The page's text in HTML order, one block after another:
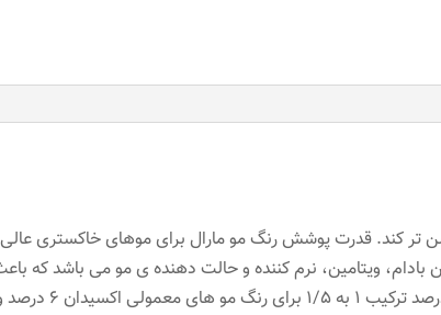
تر کند. قدرت پوشش رنگ مو مارال برای موهای خاکستری
ویتامین، نرم کننده و حالت دهنده ی مو می باشد که
درخشندگی مو شده و از خشک شدن و شکنندگی مو جلوگیری می کند. حجم: ۱۰۰